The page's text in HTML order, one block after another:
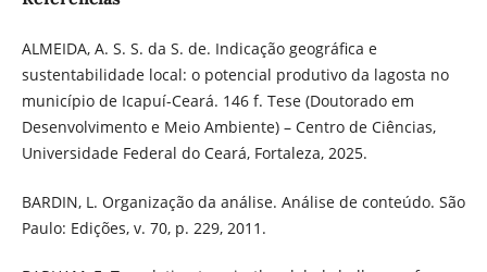
ALMEIDA, A. S. S. da S. de. Indicação geográfica e
sustentabilidade local: o potencial produtivo da lagosta no
município de Icapuí-Ceará. 146 f. Tese (Doutorado em
Desenvolvimento e Meio Ambiente) – Centro de Ciências,
Universidade Federal do Ceará, Fortaleza, 2025.
BARDIN, L. Organização da análise. Análise de conteúdo. São
Paulo: Edições, v. 70, p. 229, 2011.